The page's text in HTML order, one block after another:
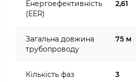
Енергоефективність
(EER)
2,61
Загальна довжина
трубопроводу
75 м
Кількість фаз 3